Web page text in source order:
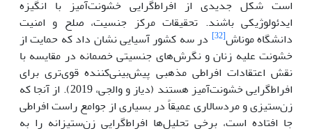
است شکل جدیدی از افراط‌گرایی خشونت‌آمیز با انگیزه
ایدئولوژیکی باشند. تحقیقات مرکز جنسیت، صلح و امنیت
دانشگاه موناش[32]
در سه کشور آسیایی نشان داد که حمایت از
خشونت علیه زنان و نگرش‌های جنسیتی خصمانه در مقایسه با
نقش اعتقادات افراطی مذهبی پیش‌بینی‌کننده قوی‌تری برای
افراط‌گرایی خشونت‌آمیز هستند (دیاز و والجی، 2019). از آنجا که
زن‌ستیزی و مردسالاری عمیقاً در بسیاری از جوامع راست افراطی
جا افتاده است، برخی تحلیل‌ها افراط‌گرایی زن‌ستیزانه را به